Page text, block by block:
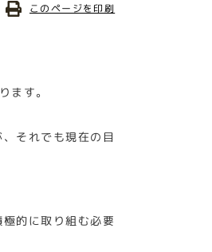
このページを印刷
ます。
それでも現在の目
的に取り組む必要